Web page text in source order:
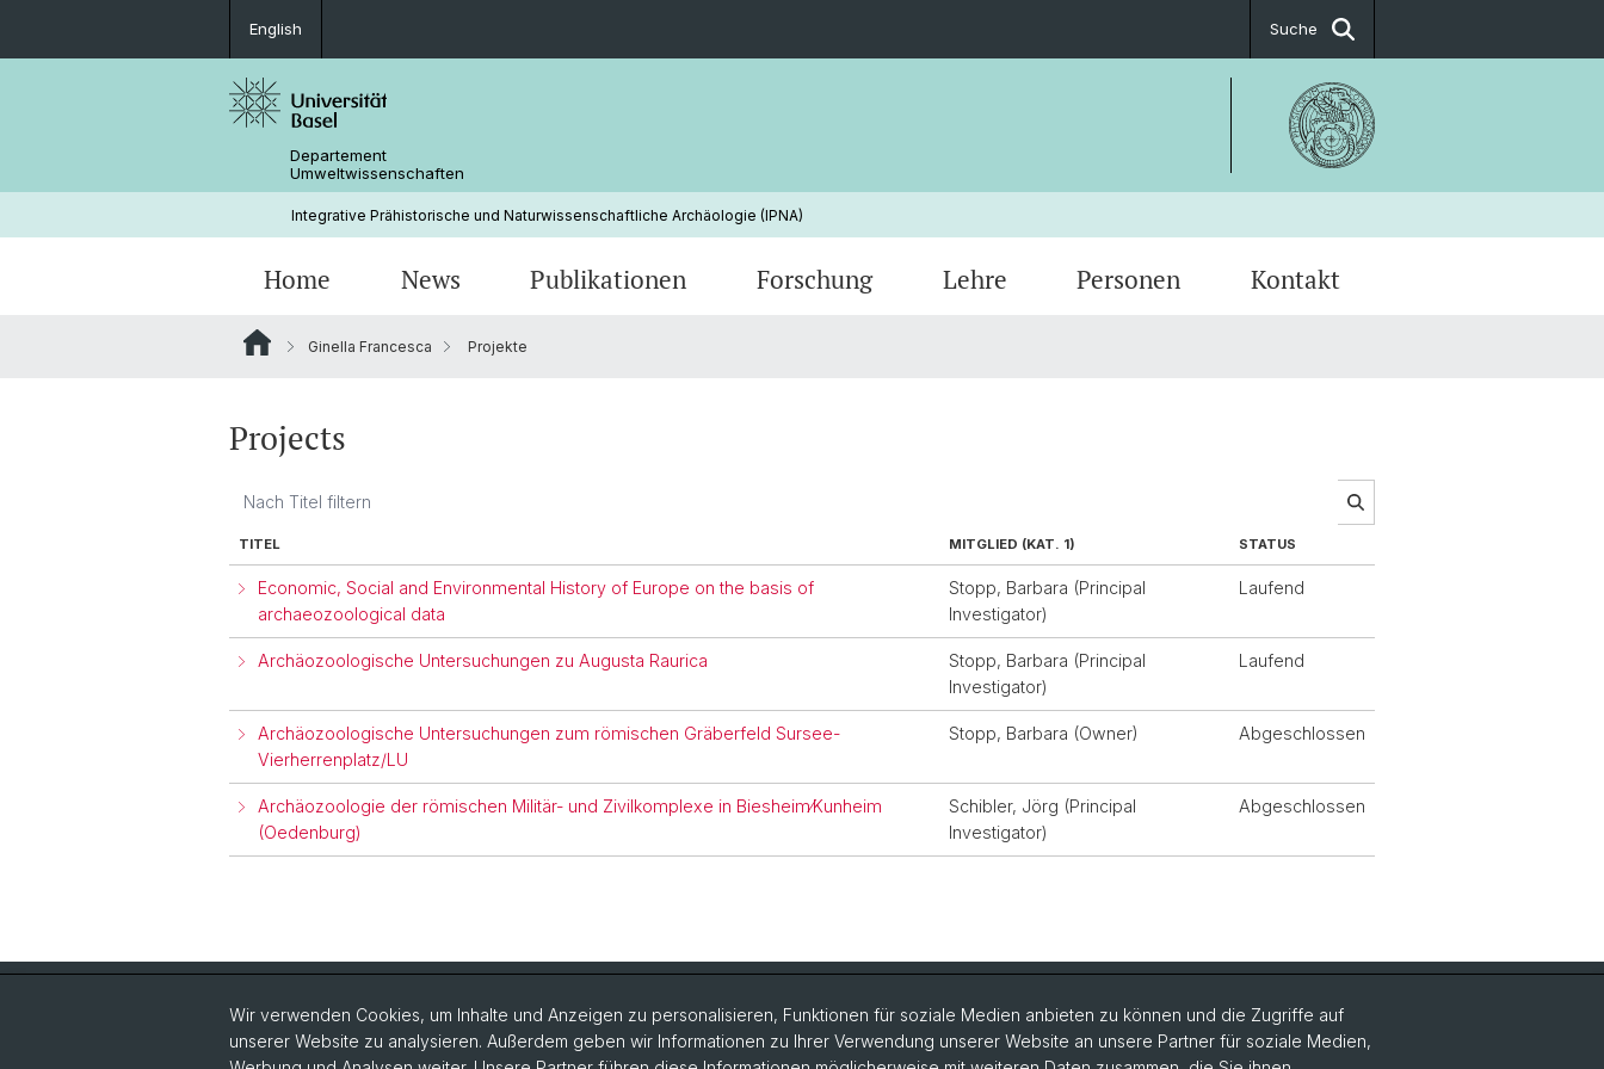
English Suche
Departement
Umweltwissenschaften
Integrative Prähistorische und Naturwissenschaftliche Archäologie (IPNA)
Home News Publikationen Forschung Lehre Personen Kontakt
Ginella Francesca Projekte
Projects
TITEL MITGLIED (KAT. 1) STATUS
Economic, Social and Environmental History of Europe on the basis of
archaeozoological data
Stopp, Barbara (Principal
Investigator)
Laufend
Archäozoologische Untersuchungen zu Augusta Raurica
Stopp, Barbara (Principal
Investigator)
Laufend
Archäozoologische Untersuchungen zum römischen Gräberfeld Sursee-
Vierherrenplatz/LU
Stopp, Barbara (Owner) Abgeschlossen
Archäozoologie der römischen Militär- und Zivilkomplexe in Biesheim⁄Kunheim
(Oedenburg)
Schibler, Jörg (Principal
Investigator)
Abgeschlossen
Quick Links
Forschung Personen
Departement
Social Media
DUW on Instagram
Wir verwenden Cookies, um Inhalte und Anzeigen zu personalisieren, Funktionen für soziale Medien anbieten zu können und die Zugriffe auf
unserer Website zu analysieren. Außerdem geben wir Informationen zu Ihrer Verwendung unserer Website an unsere Partner für soziale Medien,